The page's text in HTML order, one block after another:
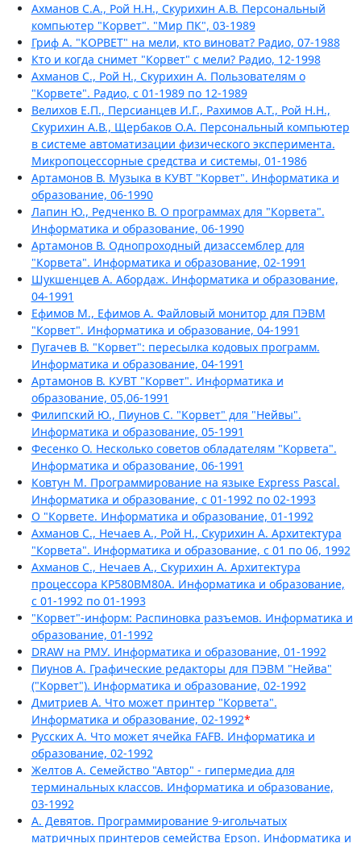
Ахманов С.А., Рой Н.Н., Скурихин А.В. Персональный
компьютер "Корвет". "Мир ПК", 03-1989
Гриф А. "КОРВЕТ" на мели, кто виноват? Радио, 07-1988
Кто и когда снимет "Корвет" с мели? Радио, 12-1998
Ахманов С., Рой Н., Скурихин А. Пользователям о
"Корвете". Радио, c 01-1989 по 12-1989
Велихов Е.П., Персианцев И.Г., Рахимов А.Т., Рой Н.Н.,
Скурихин А.В., Щербаков О.А. Персональный компьютер
в системе автоматизации физического эксперимента.
Микропоцессорные средства и системы, 01-1986
Артамонов В. Музыка в КУВТ "Корвет". Информатика и
образование, 06-1990
Лапин Ю., Редченко В. О программах для "Корвета".
Информатика и образование, 06-1990
Артамонов В. Однопроходный дизассемблер для
"Корвета". Информатика и образование, 02-1991
Шукшенцев А. Абордаж. Информатика и образование,
04-1991
Ефимов М., Ефимов А. Файловый монитор для ПЭВМ
"Корвет". Информатика и образование, 04-1991
Пугачев В. "Корвет": пересылка кодовых программ.
Информатика и образование, 04-1991
Артамонов В. КУВТ "Корвет". Информатика и
образование, 05,06-1991
Филипский Ю., Пиунов С. "Корвет" для "Нейвы".
Информатика и образование, 05-1991
Фесенко О. Несколько советов обладателям "Корвета".
Информатика и образование, 06-1991
Ковтун М. Программирование на языке Express Pascal.
Информатика и образование, с 01-1992 по 02-1993
О "Корвете. Информатика и образование, 01-1992
Ахманов С., Нечаев А., Рой Н., Скурихин А. Архитектура
"Корвета". Информатика и образование, с 01 по 06, 1992
Ахманов С., Нечаев А., Скурихин А. Архитектура
процессора КР580ВМ80А. Информатика и образование,
с 01-1992 по 01-1993
"Корвет"-информ: Распиновка разъемов. Информатика и
образование, 01-1992
DRAW на РМУ. Информатика и образование, 01-1992
Пиунов А. Графические редакторы для ПЭВМ "Нейва"
("Корвет"). Информатика и образование, 02-1992
Дмитриев А. Что может принтер "Корвета".
Информатика и образование, 02-1992*
Русских А. Что может ячейка FAFB. Информатика и
образование, 02-1992
Желтов А. Семейство "Автор" - гипермедиа для
терминальных классов. Информатика и образование,
03-1992
A. Девятов. Программирование 9-игольчатых
матричных принтеров семейства Epson. Информатика и